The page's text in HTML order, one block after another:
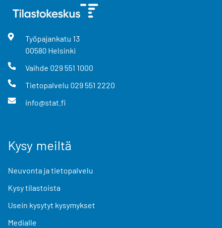
Työpajankatu 13
00580 Helsinki
Vaihde 029 551 1000
Tietopalvelu 029 551 2220
info@stat.fi
Kysy meiltä
Neuvonta ja tietopalvelu
Kysy tilastoista
Usein kysytyt kysymykset
Medialle